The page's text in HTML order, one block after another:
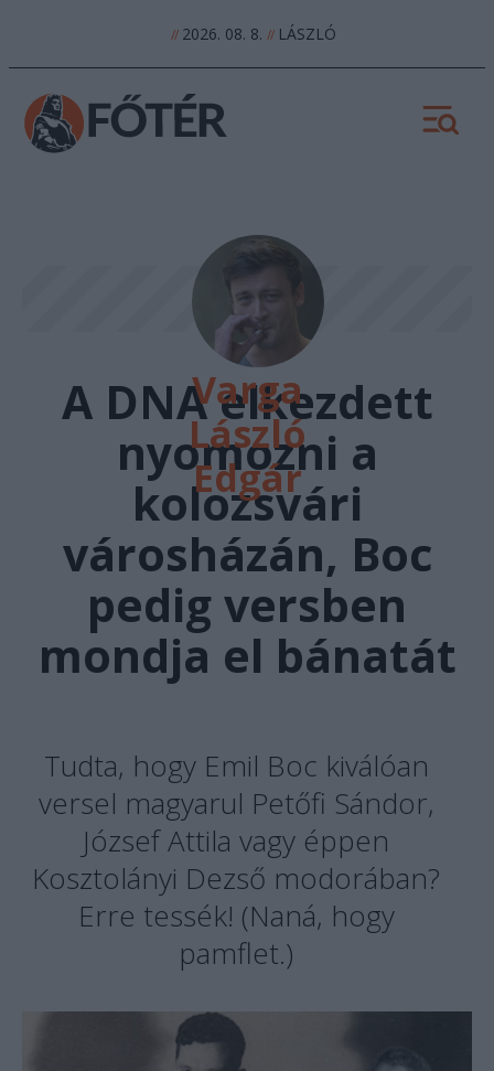
//2026. 08. 8. //LÁSZLÓ
Varga
László
Edgár
A DNA elkezdett
nyomozni a
kolozsvári
városházán, Boc
pedig versben
mondja el bánatát
Tudta, hogy Emil Boc kiválóan
versel magyarul Petőfi Sándor,
József Attila vagy éppen
Kosztolányi Dezső modorában?
Erre tessék! (Naná, hogy
pamflet.)